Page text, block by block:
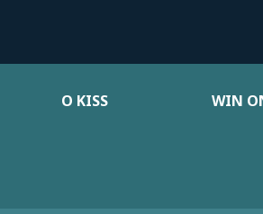
Ο KISS WIN